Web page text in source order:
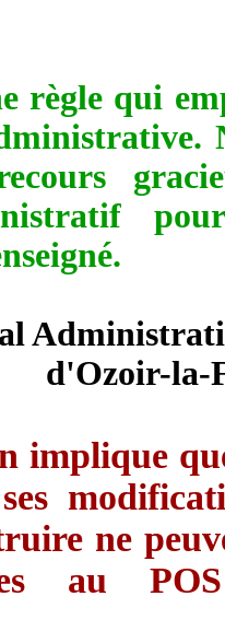
règle qui
d'Ozoir-la-
implique
ne
au